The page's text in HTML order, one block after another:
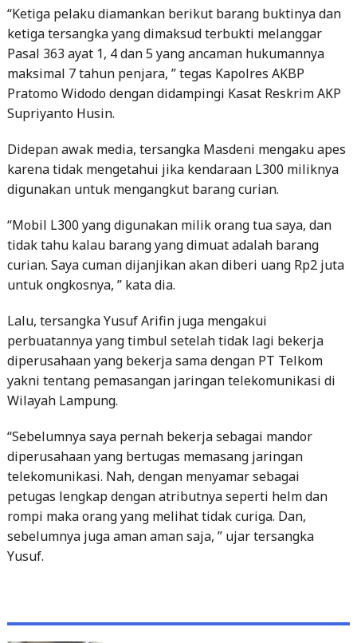
“Ketiga pelaku diamankan berikut barang buktinya dan
ketiga tersangka yang dimaksud terbukti melanggar
Pasal 363 ayat 1, 4 dan 5 yang ancaman hukumannya
maksimal 7 tahun penjara, ” tegas Kapolres AKBP
Pratomo Widodo dengan didampingi Kasat Reskrim AKP
Supriyanto Husin.
Didepan awak media, tersangka Masdeni mengaku apes
karena tidak mengetahui jika kendaraan L300 miliknya
digunakan untuk mengangkut barang curian.
“Mobil L300 yang digunakan milik orang tua saya, dan
tidak tahu kalau barang yang dimuat adalah barang
curian. Saya cuman dijanjikan akan diberi uang Rp2 juta
untuk ongkosnya, ” kata dia.
Lalu, tersangka Yusuf Arifin juga mengakui
perbuatannya yang timbul setelah tidak lagi bekerja
diperusahaan yang bekerja sama dengan PT Telkom
yakni tentang pemasangan jaringan telekomunikasi di
Wilayah Lampung.
“Sebelumnya saya pernah bekerja sebagai mandor
diperusahaan yang bertugas memasang jaringan
telekomunikasi. Nah, dengan menyamar sebagai
petugas lengkap dengan atributnya seperti helm dan
rompi maka orang yang melihat tidak curiga. Dan,
sebelumnya juga aman aman saja, ” ujar tersangka
Yusuf.